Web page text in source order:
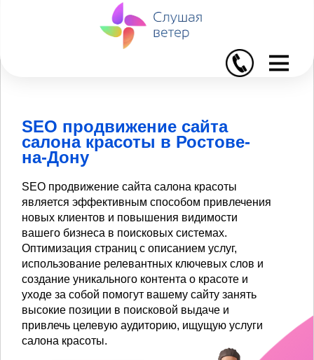
I
SEO продвижение сайта
салона красоты в Ростове-
на-Дону
SEO продвижение сайта салона красоты
является эффективным способом привлечения
новых клиентов и повышения видимости
вашего бизнеса в поисковых системах.
Оптимизация страниц с описанием услуг,
использование релевантных ключевых слов и
создание уникального контента о красоте и
уходе за собой помогут вашему сайту занять
высокие позиции в поисковой выдаче и
привлечь целевую аудиторию, ищущую услуги
салона красоты.